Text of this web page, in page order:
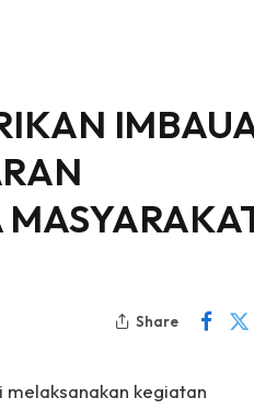
Share
melaksanakan kegiatan